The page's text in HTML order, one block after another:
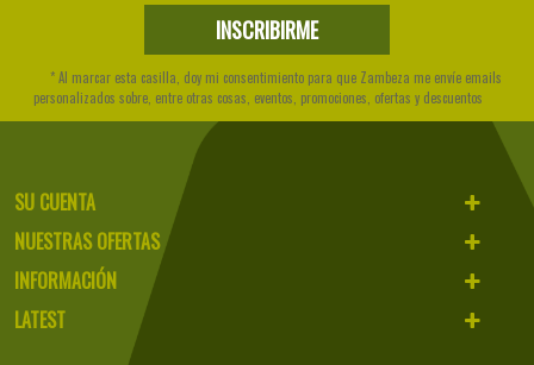
* Al marcar esta casilla, doy mi consentimiento para que Zambeza me envíe emails
personalizados sobre, entre otras cosas, eventos, promociones, ofertas y descuentos
SU CUENTA
NUESTRAS OFERTAS
INFORMACIÓN
LATEST